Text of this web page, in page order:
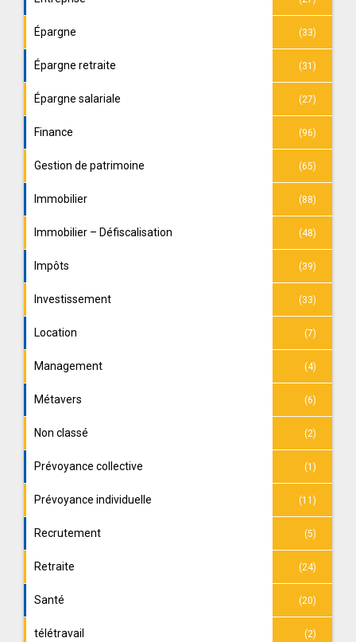
Épargne (33)
Épargne retraite (31)
Épargne salariale (27)
Finance (96)
Gestion de patrimoine (65)
Immobilier (88)
Immobilier – Défiscalisation (48)
Impôts (39)
Investissement (33)
Location (7)
Management (4)
Métavers (6)
Non classé (2)
Prévoyance collective (1)
Prévoyance individuelle (11)
Recrutement (5)
Retraite (24)
Santé (20)
télétravail (2)